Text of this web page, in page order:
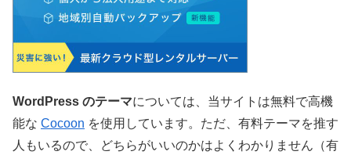
WordPress のテーマについては、当サイトは無料で高機
能な Cocoon を使用しています。ただ、有料テーマを推す
人もいるので、どちらがいいのかはよくわかりません（有